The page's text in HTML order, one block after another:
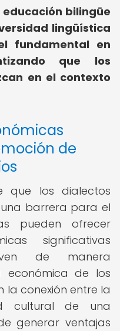
bilingüe
lingüística
fundamental en
que los
en el contexto
de
los dialectos
barrera para el
pueden ofrecer
significativas
de manera
económica de los
la conexión entre la
cultural de una
generar ventajas